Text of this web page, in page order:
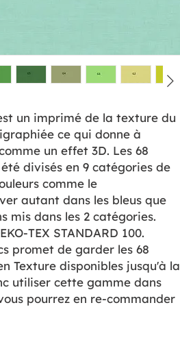
un imprimé de la texture du
ce qui donne à
un effet 3D. Les 68
divisés en 9 catégories de
comme le
autant dans les bleus que
mis dans les 2 catégories.
TEX STANDARD 100.
promet de garder les 68
Texture disponibles jusqu'à la
utiliser cette gamme dans
pourrez en re-commander